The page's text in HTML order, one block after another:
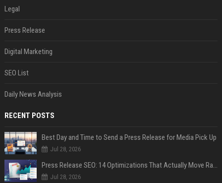
Legal
Press Release
Digital Marketing
SEO List
Daily News Analysis
RECENT POSTS
Best Day and Time to Send a Press Release for Media Pick Up
Jul 28, 2026
Press Release SEO: 14 Optimizations That Actually Move Rankings
Jul 28, 2026